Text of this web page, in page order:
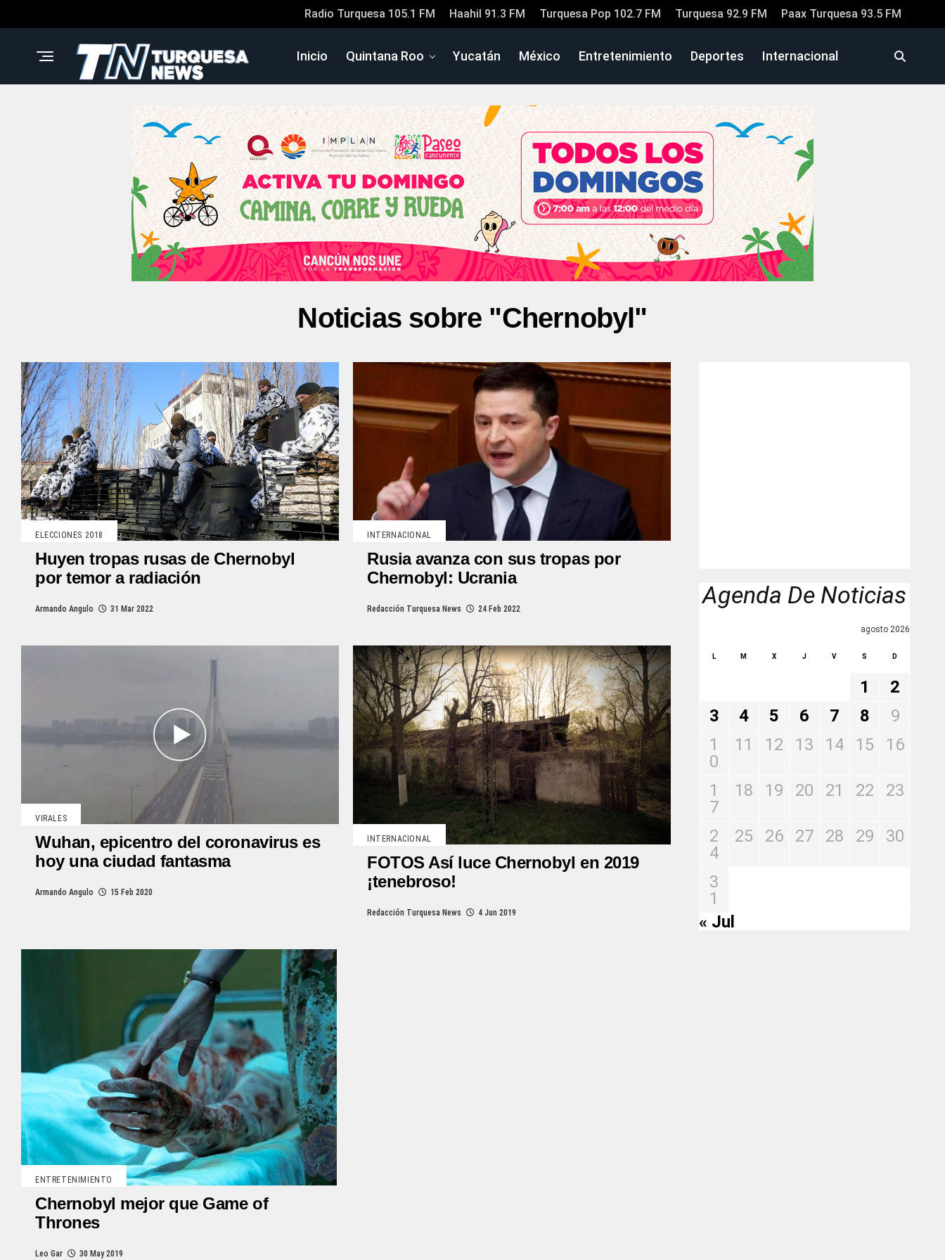
Radio Turquesa 105.1 FM Haahil 91.3 FM Turquesa Pop 102.7 FM Turquesa 92.9 FM Paax Turquesa 93.5 FM
Inicio Quintana Roo Yucatán México Entretenimiento Deportes Internacional
Noticias sobre "Chernobyl"
ELECCIONES 2018
Huyen tropas rusas de Chernobyl
por temor a radiación
Armando Angulo 31 Mar 2022
INTERNACIONAL
Rusia avanza con sus tropas por
Chernobyl: Ucrania
Redacción Turquesa News 24 Feb 2022
VIRALES
Wuhan, epicentro del coronavirus es
hoy una ciudad fantasma
Armando Angulo 15 Feb 2020
INTERNACIONAL
FOTOS Así luce Chernobyl en 2019
¡tenebroso!
Redacción Turquesa News 4 Jun 2019
ENTRETENIMIENTO
Chernobyl mejor que Game of
Thrones
Leo Gar 30 May 2019
Agenda De Noticias
agosto 2026
L M X J V S D
1
2
3
4 5 6 7 8
9
1
0
11 12 13 14 15 16
1
7
18 19 20 21 22 23
2
4
25 26 27 28 29 30
3
1
« Jul